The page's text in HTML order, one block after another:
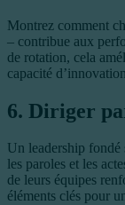
Montrez comment
– contribue aux
de rotation, cela
capacité
6. Diriger
Un leadership fondé
les paroles et les
de leurs équipes
éléments clés pour